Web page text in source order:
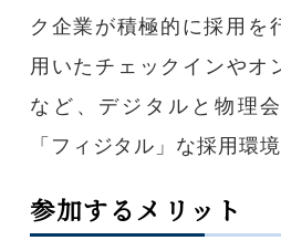
ク企業が積極的に採用を
用いたチェックインやオ
など、デジタルと物理
「フィジタル」な採用環
参加するメリット